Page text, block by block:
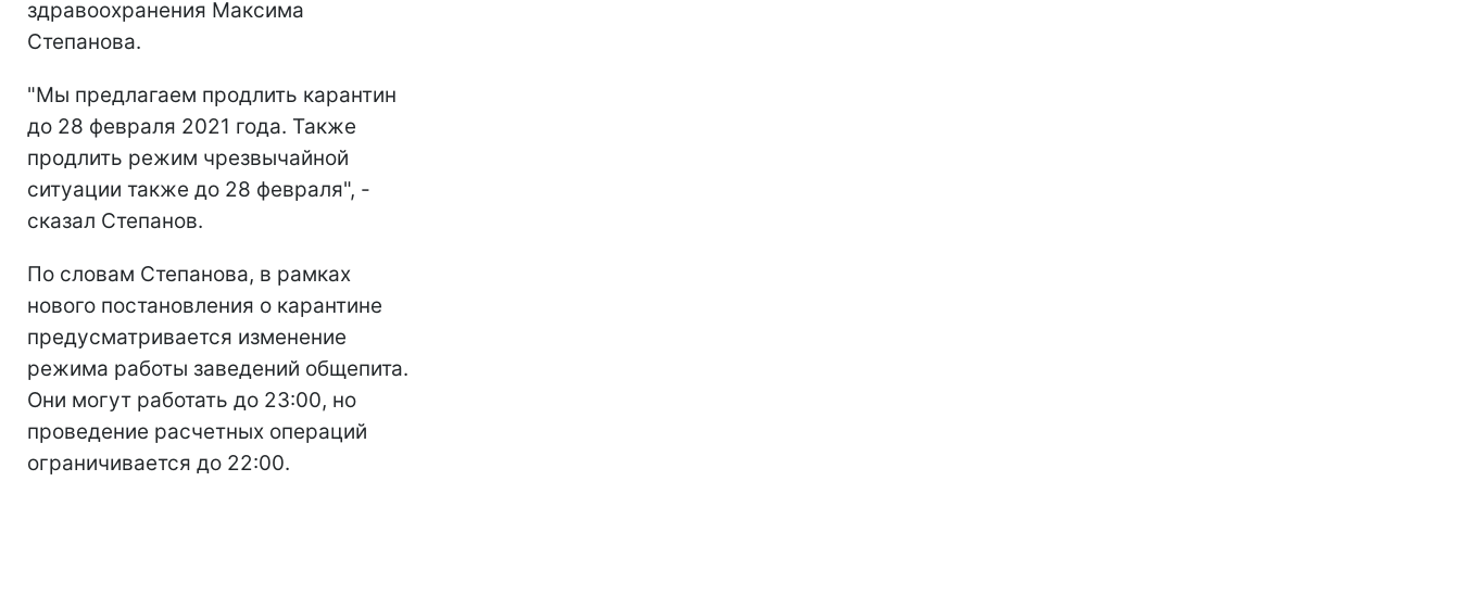
здравоохранения Максима
Степанова.
"Мы предлагаем продлить карантин
до 28 февраля 2021 года. Также
продлить режим чрезвычайной
ситуации также до 28 февраля", -
сказал Степанов.
По словам Степанова, в рамках
нового постановления о карантине
предусматривается изменение
режима работы заведений общепита.
Они могут работать до 23:00, но
проведение расчетных операций
ограничивается до 22:00.